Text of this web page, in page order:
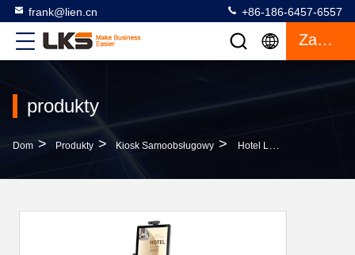
frank@lien.cn +86-186-6457-6557
Zacytować
produkty
Dom > Produkty > Kiosk Samoobsługowy > Hotel Lotnisko Kiosk Samoobsługowy Z Ekranem Dotykowym POS Płatność Gotówkowa Pokwitowanie Drukarka Kamera Skaner Paszportowy